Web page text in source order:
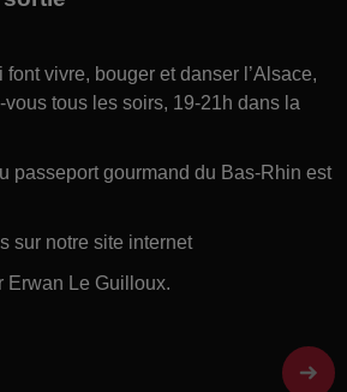
vivre, bouger et danser l’Alsace,
tous les soirs, 19-21h dans la
passeport gourmand du Bas-Rhin est
sur notre site internet
Erwan Le Guilloux.